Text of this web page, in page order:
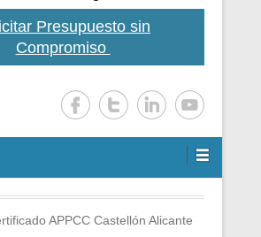
Presupuesto sin
Compromiso
APPCC Castellón Alicante